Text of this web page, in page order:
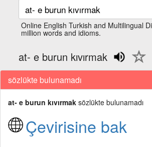
Online English Turkish and Multilingual
million words and idioms.
at- e burun kıvırmak
sözlükte bulunamadı
at- e burun kıvırmak sözlükte bulunamadı
Çevirisine bak